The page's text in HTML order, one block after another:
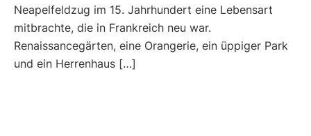
Neapelfeldzug im 15. Jahrhundert eine Lebensart
mitbrachte, die in Frankreich neu war.
Renaissancegärten, eine Orangerie, ein üppiger Park
und ein Herrenhaus […]